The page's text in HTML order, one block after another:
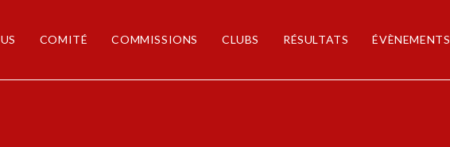
COMITÉ COMMISSIONS CLUBS RÉSULTATS ÉVÈNEMENTS